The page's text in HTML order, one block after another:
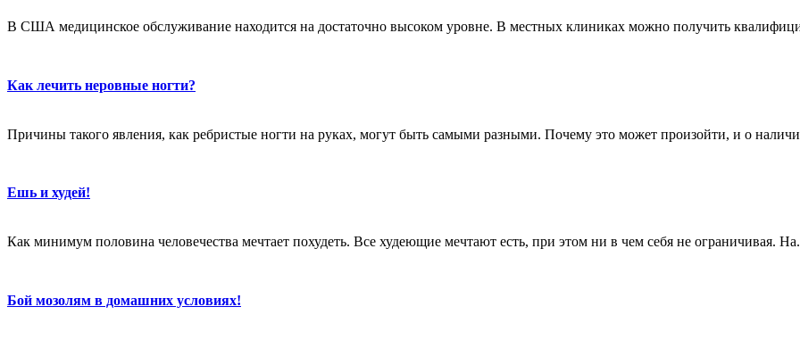
В США медицинское обслуживание находится на достаточно высоком уровне. В местных клиниках можно получить
Как лечить неровные ногти?
Причины такого явления, как ребристые ногти на руках, могут быть самыми разными. Почему это может произойти, и о
Ешь и худей!
Как минимум половина человечества мечтает похудеть. Все худеющие мечтают есть, при этом ни в чем себя не ограничивая.
Бой мозолям в домашних условиях!